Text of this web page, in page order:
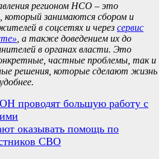
регионом НСО – это
который занимаются сбором и
в соцсетях и через сервис
, а также доведением их до
в органах власти. Это
частные проблемы, так и
решения, которые сделают жизнь
проводят большую работу с
оказывать помощь по
СВО